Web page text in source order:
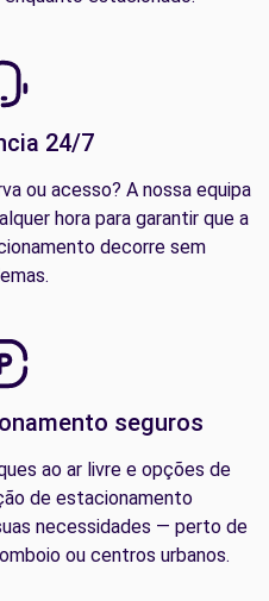
24/7
ou acesso? A nossa equipa
hora para garantir que a
decorre sem
seguros
ao ar livre e opções de
de estacionamento
necessidades — perto de
ou centros urbanos.